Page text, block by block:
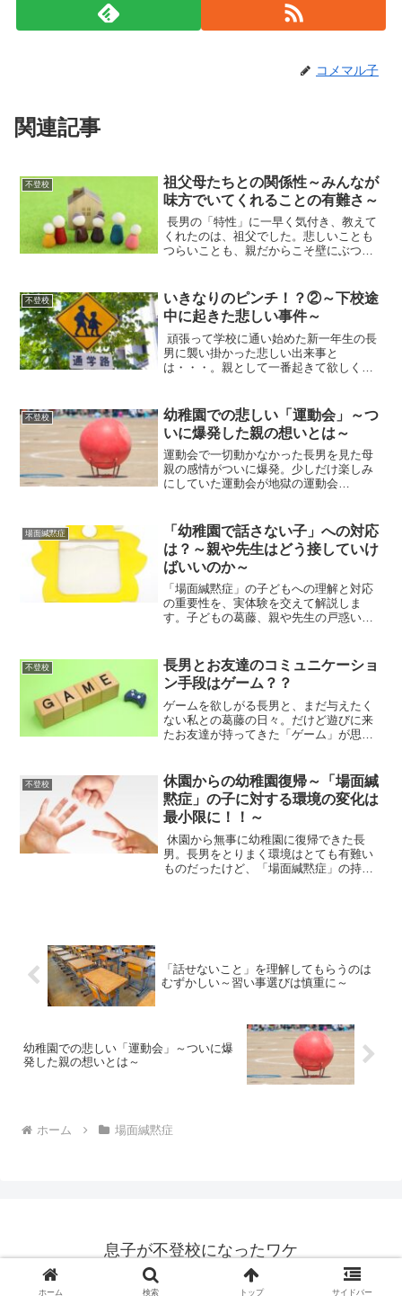
コメマル子
関連記事
不登校
祖父母たちとの関係性～みんなが
味方でいてくれることの有難さ～
長男の「特性」に一早く気付き、教えて
くれたのは、祖父でした。悲しいことも
つらいことも、親だからこそ壁にぶつか
です。心強い味方がとても身近にいたこ
とに気付くお話です。
不登校
いきなりのピンチ！？②～下校途
中に起きた悲しい事件～
頑張って学校に通い始めた新一年生の長
男に襲い掛かった悲しい出来事と
は・・・。親として一番起きて欲しくな
たまま、学校に連絡してみることにしま
した。
不登校
幼稚園での悲しい「運動会」～つ
いに爆発した親の想いとは～
運動会で一切動かなかった長男を見た母
親の感情がついに爆発。少しだけ楽しみ
にしていた運動会が地獄の運動会
運動会での出来事をきっかけに、親子で
新たな一歩も踏み出すことになります。
場面緘黙症
「幼稚園で話さない子」への対応
は？～親や先生はどう接していけ
ばいいのか～
「場面緘黙症」の子どもへの理解と対応
の重要性を、実体験を交えて解説しま
す。子どもの葛藤、親や先生の戸惑いか
不登校
長男とお友達のコミュニケーショ
ン手段はゲーム？？
ゲームを欲しがる長男と、まだ与えたく
ない私との葛藤の日々。だけど遊びに来
たお友達が持ってきた「ゲーム」が思わ
もしれないお話です。
不登校
休園からの幼稚園復帰～「場面緘
黙症」の子に対する環境の変化は
最小限に！！～
休園から無事に幼稚園に復帰できた長
男。長男をとりまく環境はとても有難い
ものだったけど、「場面緘黙症」の持つ
「話せないこと」を理解してもらうのは
むずかしい～習い事選びは慎重に～
幼稚園での悲しい「運動会」～ついに爆
発した親の想いとは～
ホーム 場面緘黙症
息子が不登校になったワケ
© 2026 息子が不登校になったワケ.
ホーム 検索 トップ サイドバー